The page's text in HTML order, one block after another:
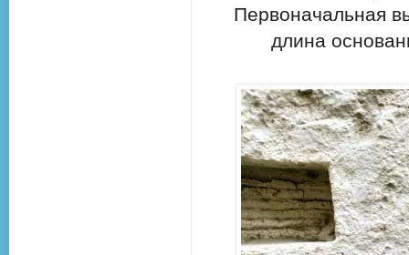
Первоначальная
длина